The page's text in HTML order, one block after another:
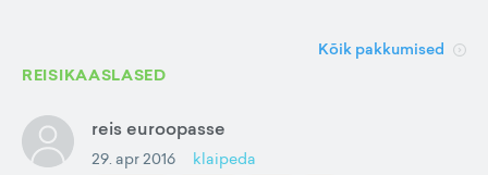
Kõik pakkumised
REISIKAASLASED
reis euroopasse
29. apr 2016 klaipeda